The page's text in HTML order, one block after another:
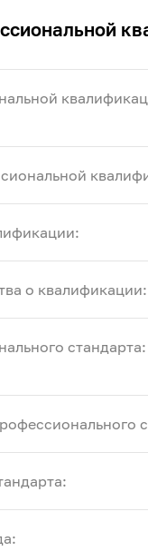
о квалификации:
стандарта: